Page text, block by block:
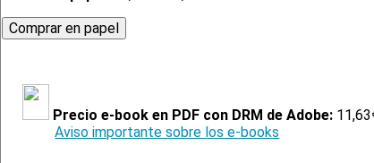
Precio e-book en PDF con DRM de Adobe:
Aviso importante sobre los e-books